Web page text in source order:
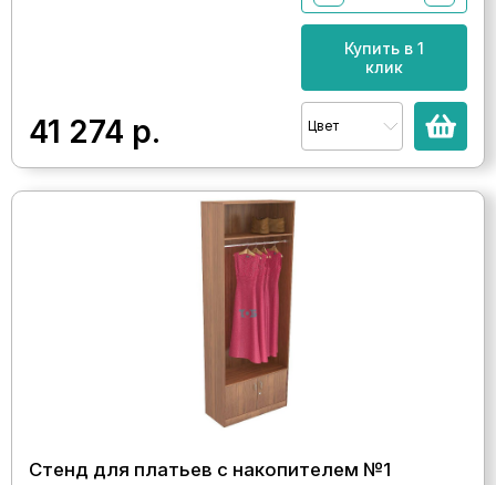
41 274 р.
Купить в 1
клик
Цвет
Стенд для платьев с накопителем №1